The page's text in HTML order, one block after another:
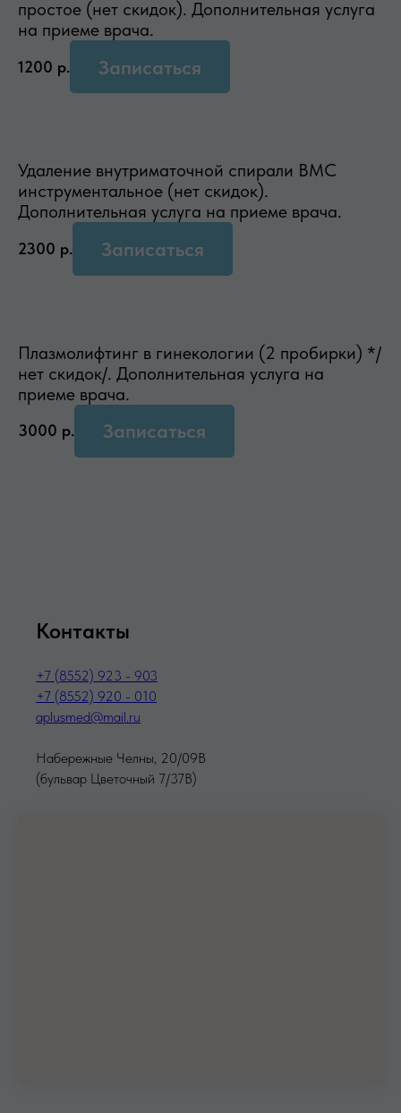
простое (нет скидок). Дополнительная услуга
на приеме врача.
1200 р. Записаться
Удаление внутриматочной спирали ВМС
инструментальное (нет скидок).
Дополнительная услуга на приеме врача.
2300 р. Записаться
Плазмолифтинг в гинекологии (2 пробирки) */
нет скидок/. Дополнительная услуга на
приеме врача.
3000 р. Записаться
Контакты
+7 (8552) 923 - 903
+7 (8552) 920 - 010
aplusmed@mail.ru
Набережные Челны, 20/09В
(бульвар Цветочный 7/37В)